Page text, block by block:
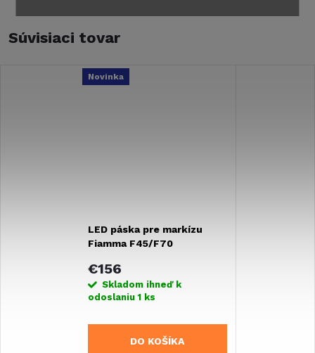
Súvisiaci tovar
Novinka
LED páska pre markízu
Fiamma F45/F70
€156
Skladom ihneď k
odoslaniu1 ks
DO KOŠÍKA